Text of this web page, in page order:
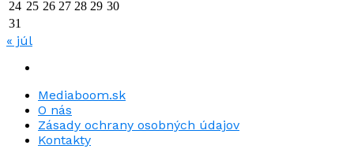
24 25 26 27 28 29 30
31
« júl
Mediaboom.sk
O nás
Zásady ochrany osobných údajov
Kontakty